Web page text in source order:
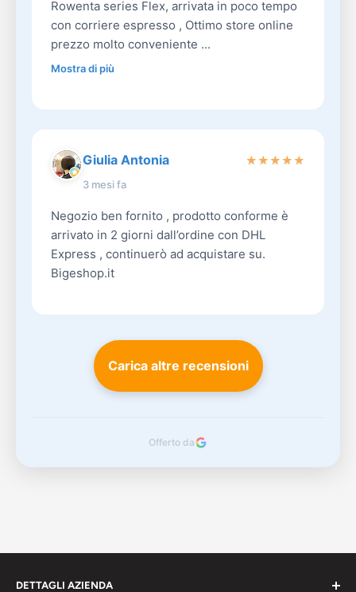
Rowenta series Flex, arrivata in poco tempo
con corriere espresso , Ottimo store online
prezzo molto conveniente ...
Mostra di più
Giulia Antonia
3 mesi fa
★★★★★
Negozio ben fornito , prodotto conforme è
arrivato in 2 giorni dall’ordine con DHL
Express , continuerò ad acquistare su.
Bigeshop.it
Carica altre recensioni
Offerto da
DETTAGLI AZIENDA